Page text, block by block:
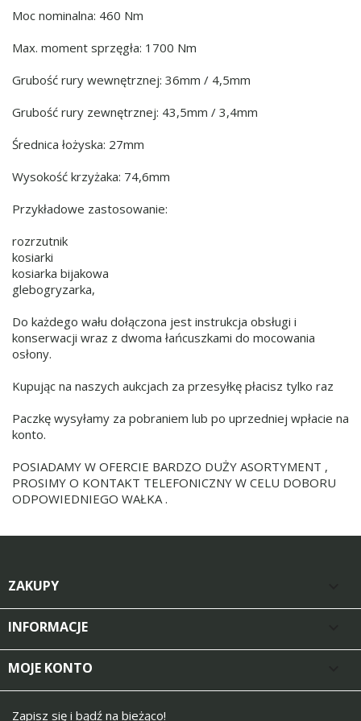
Moc nominalna: 460 Nm
Max. moment sprzęgła: 1700 Nm
Grubość rury wewnętrznej: 36mm / 4,5mm
Grubość rury zewnętrznej: 43,5mm / 3,4mm
Średnica łożyska: 27mm
Wysokość krzyżaka: 74,6mm
Przykładowe zastosowanie:
rozrzutnik
kosiarki
kosiarka bijakowa
glebogryzarka,
Do każdego wału dołączona jest instrukcja obsługi i
konserwacji wraz z dwoma łańcuszkami do mocowania
osłony.
Kupując na naszych aukcjach za przesyłkę płacisz tylko raz
Paczkę wysyłamy za pobraniem lub po uprzedniej wpłacie na
konto.
POSIADAMY W OFERCIE BARDZO DUŻY ASORTYMENT ,
PROSIMY O KONTAKT TELEFONICZNY W CELU DOBORU
ODPOWIEDNIEGO WAŁKA .
ZAKUPY
INFORMACJE
MOJE KONTO
Zapisz się i bądź na bieżąco!